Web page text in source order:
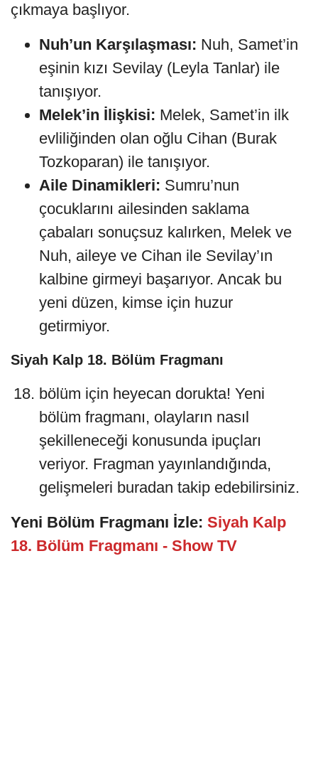
çıkmaya başlıyor.
Nuh’un Karşılaşması: Nuh, Samet’in
eşinin kızı Sevilay (Leyla Tanlar) ile
tanışıyor.
Melek’in İlişkisi: Melek, Samet’in ilk
evliliğinden olan oğlu Cihan (Burak
Tozkoparan) ile tanışıyor.
Aile Dinamikleri: Sumru’nun
çocuklarını ailesinden saklama
çabaları sonuçsuz kalırken, Melek ve
Nuh, aileye ve Cihan ile Sevilay’ın
kalbine girmeyi başarıyor. Ancak bu
yeni düzen, kimse için huzur
getirmiyor.
Siyah Kalp 18. Bölüm Fragmanı
bölüm için heyecan dorukta! Yeni
bölüm fragmanı, olayların nasıl
şekilleneceği konusunda ipuçları
veriyor. Fragman yayınlandığında,
gelişmeleri buradan takip edebilirsiniz.
Yeni Bölüm Fragmanı İzle: Siyah Kalp
18. Bölüm Fragmanı - Show TV